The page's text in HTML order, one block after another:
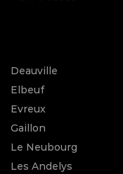
Deauville
Elbeuf
Evreux
Gaillon
Le Neubourg
Les Andelys